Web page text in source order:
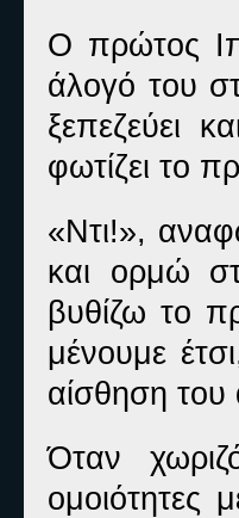
Ο πρώτος
άλογό του
ξεπεζεύει
φωτίζει το
«Ντι!»,
και ορμώ
βυθίζω το
μένουμε
αίσθηση
Όταν
ομοιότητες